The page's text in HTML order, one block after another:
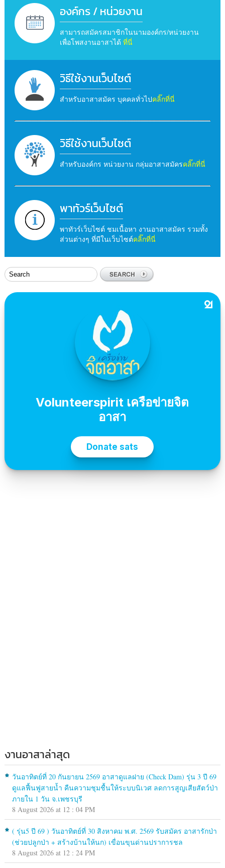
องค์กร / หน่วยงาน
สามารถสมัครสมาชิกในนามองค์กร/หน่วยงาน
เพื่อโพสงานอาสาได้ ที่นี่
วิธีใช้งานเว็บไซต์
สำหรับอาสาสมัคร บุคคลทั่วไปคลิ๊กที่นี่
วิธีใช้งานเว็บไซต์
สำหรับองค์กร หน่วยงาน กลุ่มอาสาสมัครคลิ๊กที่นี่
พาทัวร์เว็บไซต์
พาทัวร์เว็บไซต์ ชมเนื้อหา งานอาสาสมัคร รวมทั้ง
ส่วนต่างๆ ที่มีในเว็บไซต์คลิ๊กที่นี่
งานอาสาล่าสุด
วันอาทิตย์ที่ 20 กันยายน 2569 อาสาดูแลฝาย (Check Dam) รุ่น 3 ปี 69
ดูแลฟื้นฟูสายน้ำ คืนความชุมชื้นให้ระบบนิเวศ ลดการสูญเสียสัตว์ป่า
ภายใน 1 วัน จ.เพชรบุรี
8 August 2026 at 12 : 04 PM
( รุ่น5 ปี 69 ) วันอาทิตย์ที่ 30 สิงหาคม พ.ศ. 2569 รับสมัคร อาสารักป่า
(ช่วยปลูกป่า + สร้างบ้านให้นก) เขื่อนขุนด่านปราการชล
8 August 2026 at 12 : 24 PM